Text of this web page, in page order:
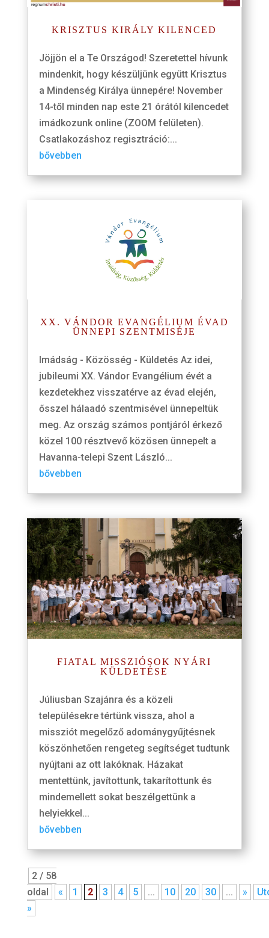
KRISZTUS KIRÁLY KILENCED
Jöjjön el a Te Országod! Szeretettel hívunk
mindenkit, hogy készüljünk együtt Krisztus
a Mindenség Királya ünnepére! November
14-től minden nap este 21 órától kilencedet
imádkozunk online (ZOOM felületen).
Csatlakozáshoz regisztráció:...
bővebben
XX. VÁNDOR EVANGÉLIUM ÉVAD
ÜNNEPI SZENTMISÉJE
Imádság - Közösség - Küldetés Az idei,
jubileumi XX. Vándor Evangélium évét a
kezdetekhez visszatérve az évad elején,
ősszel hálaadó szentmisével ünnepeltük
meg. Az ország számos pontjáról érkező
közel 100 résztvevő közösen ünnepelt a
Havanna-telepi Szent László...
bővebben
FIATAL MISSZIÓSOK NYÁRI
KÜLDETÉSE
Júliusban Szajánra és a közeli
településekre tértünk vissza, ahol a
missziót megelőző adománygyűjtésnek
köszönhetően rengeteg segítséget tudtunk
nyújtani az ott lakóknak. Házakat
mentettünk, javítottunk, takarítottunk és
mindemellett sokat beszélgettünk a
helyiekkel...
bővebben
2 / 58
oldal
« 1 2 3 4 5 ... 10 20 30 ... »
»